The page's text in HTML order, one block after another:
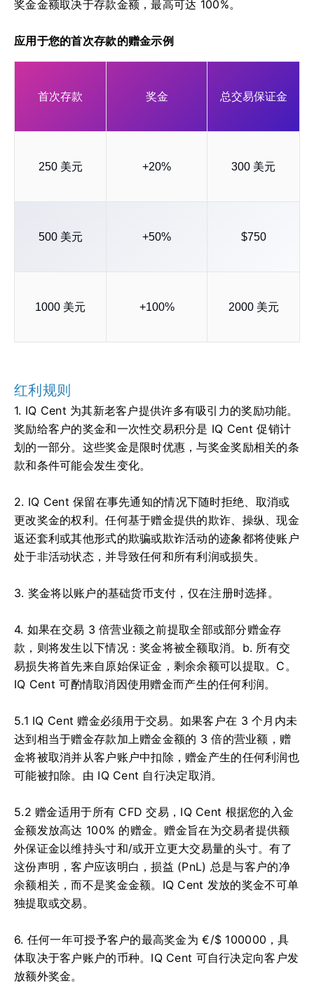
奖金金额取决于存款金额，最高可达 100%。
应用于您的首次存款的赠金示例
首次存款 奖金 总交易保证金
250 美元 +20% 300 美元
500 美元 +50% $750
1000 美元 +100% 2000 美元
红利规则
1. IQ Cent 为其新老客户提供许多有吸引力的奖励功能。
奖励给客户的奖金和一次性交易积分是 IQ Cent 促销计
划的一部分。 这些奖金是限时优惠，与奖金奖励相关的条
款和条件可能会发生变化。
2. IQ Cent 保留在事先通知的情况下随时拒绝、取消或
更改奖金的权利。任何基于赠金提供的欺诈、操纵、现金
返还套利或其他形式的欺骗或欺诈活动的迹象都将使账户
处于非活动状态，并导致任何和所有利润或损失。
3. 奖金将以账户的基础货币支付，仅在注册时选择。
4. 如果在交易 3 倍营业额之前提取全部或部分赠金存
款，则将发生以下情况：奖金将被全额取消。 b. 所有交
易损失将首先来自原始保证金，剩余余额可以提取。 C。
IQ Cent 可酌情取消因使用赠金而产生的任何利润。
5.1 IQ Cent 赠金必须用于交易。 如果客户在 3 个月内未
达到相当于赠金存款加上赠金金额的 3 倍的营业额，赠
金将被取消并从客户账户中扣除，赠金产生的任何利润也
可能被扣除。由 IQ Cent 自行决定取消。
5.2 赠金适用于所有 CFD 交易，IQ Cent 根据您的入金
金额发放高达 100% 的赠金。 赠金旨在为交易者提供额
外保证金以维持头寸和/或开立更大交易量的头寸。有了
这份声明，客户应该明白，损益 (PnL) 总是与客户的净
余额相关，而不是奖金金额。 IQ Cent 发放的奖金不可单
独提取或交易。
6. 任何一年可授予客户的最高奖金为 €/$ 100000，具
体取决于客户账户的币种。 IQ Cent 可自行决定向客户发
放额外奖金。